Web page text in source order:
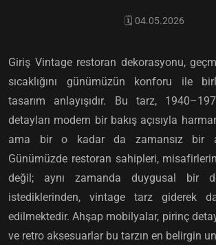
🗓️ 04.05.2026
Giriş Vintage restoran dekorasyonu,
sıcaklığını günümüzün konforu ile
tasarım anlayışıdır. Bu tarz,
detayları modern bir bakış açısıyla
ama bir o kadar da zamansız bir
Günümüzde restoran sahipleri,
değil; aynı zamanda duygusal bir
istediklerinden, vintage tarz giderek
edilmektedir. Ahşap mobilyalar, pirinç
ve retro aksesuarlar bu tarzın en belirgin